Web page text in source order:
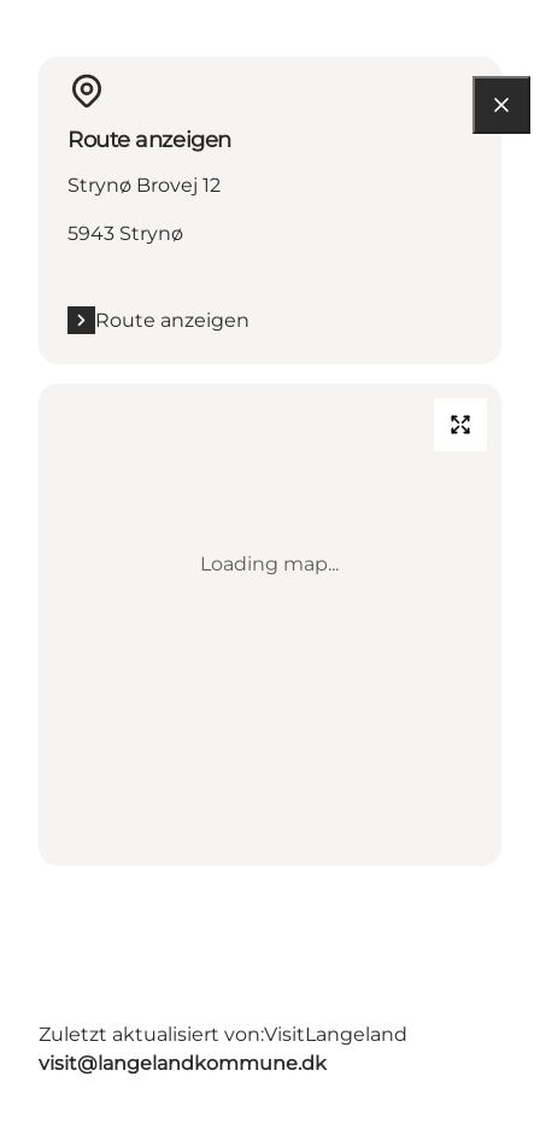
Route anzeigen
Strynø Brovej 12
5943 Strynø
Route anzeigen
Loading map...
Zuletzt aktualisiert von:VisitLangeland
visit@langelandkommune.dk